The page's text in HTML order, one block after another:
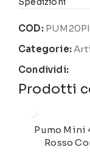
COD:
Categorie:
Condividi:
Prodotti
Pumo Mini
Rosso